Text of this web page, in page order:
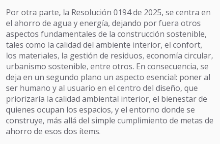
Por otra parte, la Resolución 0194 de 2025, se centra en
el ahorro de agua y energía, dejando por fuera otros
aspectos fundamentales de la construcción sostenible,
tales como la calidad del ambiente interior, el confort,
los materiales, la gestión de residuos, economía circular,
urbanismo sostenible, entre otros. En consecuencia, se
deja en un segundo plano un aspecto esencial: poner al
ser humano y al usuario en el centro del diseño, que
priorizaría la calidad ambiental interior, el bienestar de
quienes ocupan los espacios, y el entorno donde se
construye, más allá del simple cumplimiento de metas de
ahorro de esos dos ítems.